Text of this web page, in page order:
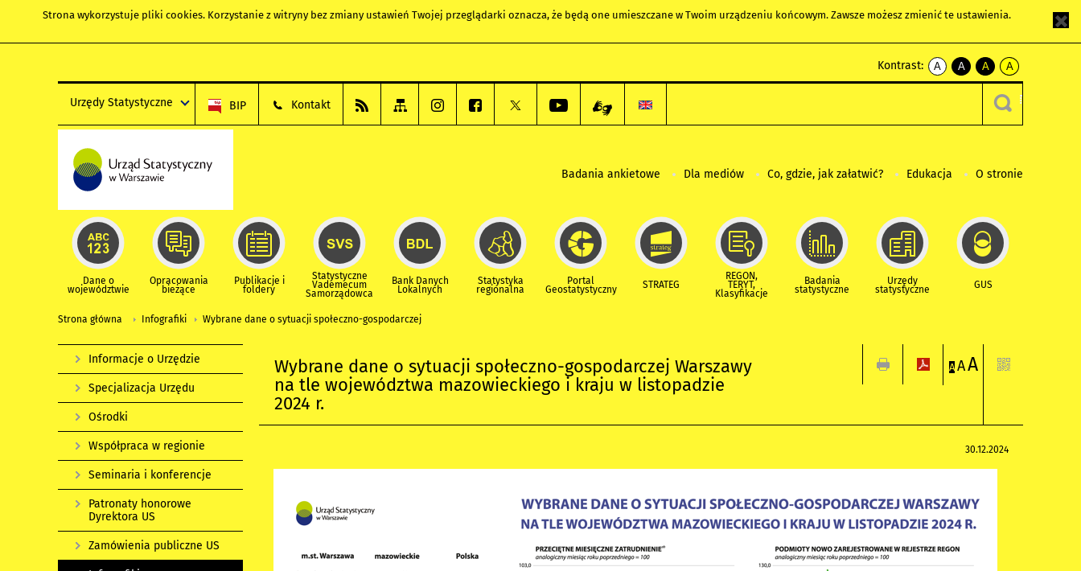
Strona wykorzystuje pliki cookies. Korzystanie z witryny bez zmiany ustawień Twojej przeglądarki oznacza, że będą one umieszczane w Twoim urządzeniu końcowym. Zawsze możesz zmienić te ustawienia.
Kontrast:
A
kontrast
A
kontrast
czarnym
A
kontrast
żółty
tekst
czarnym
A
kontrast
czarny
tekst
żółtym
Urzędy Statystyczne BIP Kontakt
Badania ankietowe Dla mediów Co, gdzie, jak załatwić? Edukacja O stronie
Dane o
województwie
Opracowania
bieżące
Publikacje i
foldery
Statystyczne
Vademecum
Samorządowca
Bank Danych
Lokalnych
Statystyka
regionalna
Portal
Geostatystyczny STRATEG
REGON,
TERYT,
Klasyfikacje
Badania
statystyczne
Urzędy
statystyczne GUS
Strona główna Infografiki Wybrane dane o sytuacji społeczno-gospodarczej
Wybrane dane o sytuacji społeczno-gospodarczej Warszawy
na tle województwa mazowieckiego i kraju w listopadzie
2024 r.
A AA
30.12.2024
Informacje o Urzędzie
Specjalizacja Urzędu
Ośrodki
Współpraca w regionie
Seminaria i konferencje
Patronaty honorowe
Dyrektora US
Zamówienia publiczne US